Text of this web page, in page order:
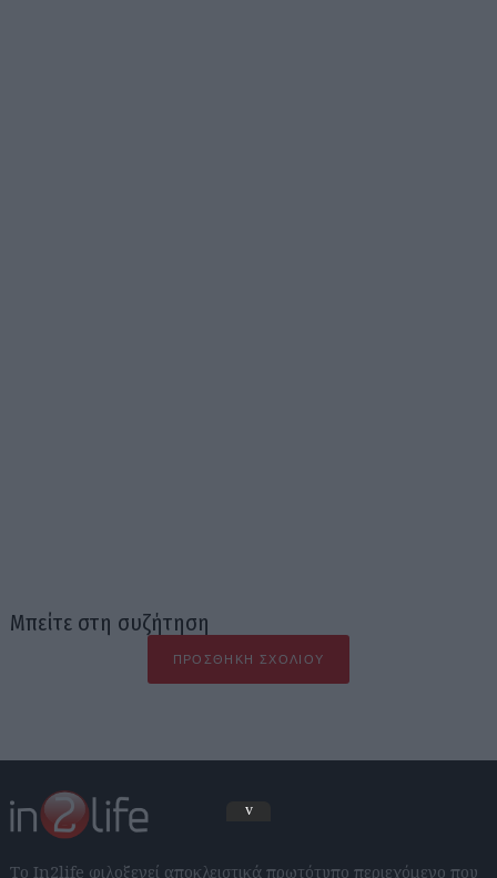
Μπείτε στη συζήτηση
ΠΡΟΣΘΉΚΗ ΣΧΟΛΊΟΥ
Το In2life φιλοξενεί αποκλειστικά πρωτότυπο περιεχόμενο που
v